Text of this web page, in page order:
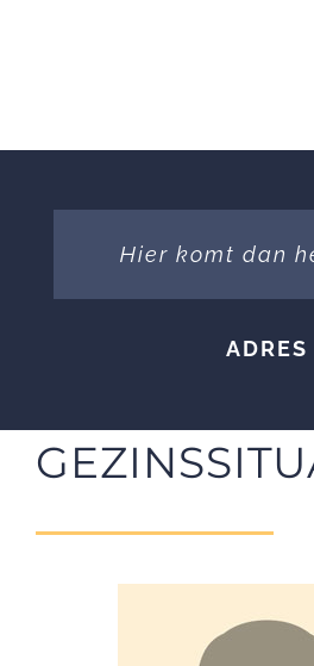
Hier komt dan
ADRES